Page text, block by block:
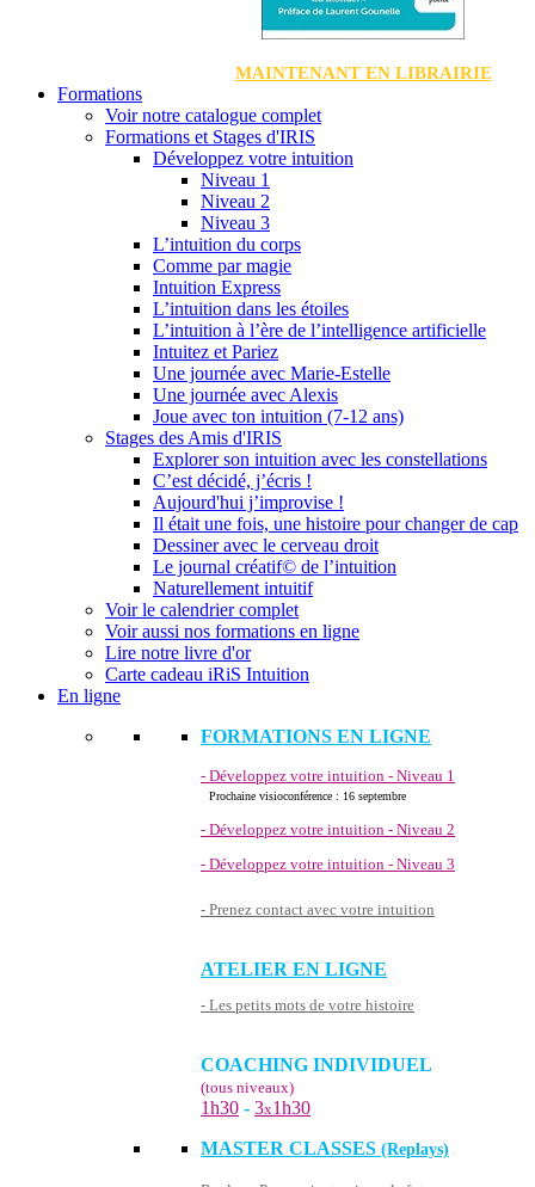
MAINTENANT EN LIBRAIRIE
Formations
Voir notre catalogue complet
Formations et Stages d'IRIS
Développez votre intuition
Niveau 1
Niveau 2
Niveau 3
L’intuition du corps
Comme par magie
Intuition Express
L’intuition dans les étoiles
L’intuition à l’ère de l’intelligence artificielle
Intuitez et Pariez
Une journée avec Marie-Estelle
Une journée avec Alexis
Joue avec ton intuition (7-12 ans)
Stages des Amis d'IRIS
Explorer son intuition avec les constellations
C’est décidé, j’écris !
Aujourd'hui j’improvise !
Il était une fois, une histoire pour changer de cap
Dessiner avec le cerveau droit
Le journal créatif© de l’intuition
Naturellement intuitif
Voir le calendrier complet
Voir aussi nos formations en ligne
Lire notre livre d'or
Carte cadeau iRiS Intuition
En ligne
FORMATIONS EN LIGNE
- Développez votre intuition - Niveau 1
Prochaine visioconférence : 16 septembre
- Développez votre intuition - Niveau 2
- Développez votre intuition - Niveau 3
- Prenez contact avec votre intuition
ATELIER EN LIGNE
- Les petits mots de votre histoire
COACHING INDIVIDUEL
(tous niveaux)
1h30 - 3x1h30
MASTER CLASSES (Replays)